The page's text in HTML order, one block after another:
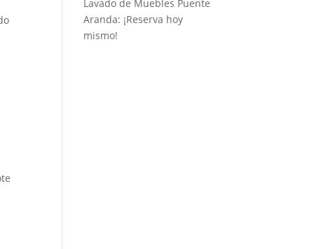
Lavado de Muebles Puente
Aranda: ¡Reserva hoy
mismo!